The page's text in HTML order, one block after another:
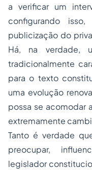
a verificar um
configurando
publicização do
Há, na verdade,
tradicionalmente
para o texto
uma evolução
possa se acomodar
extremamente
Tanto é verdade
preocupar,
legislador